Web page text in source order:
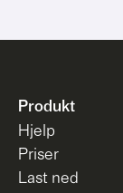
Produkt
Hjelp
Priser
Last ned